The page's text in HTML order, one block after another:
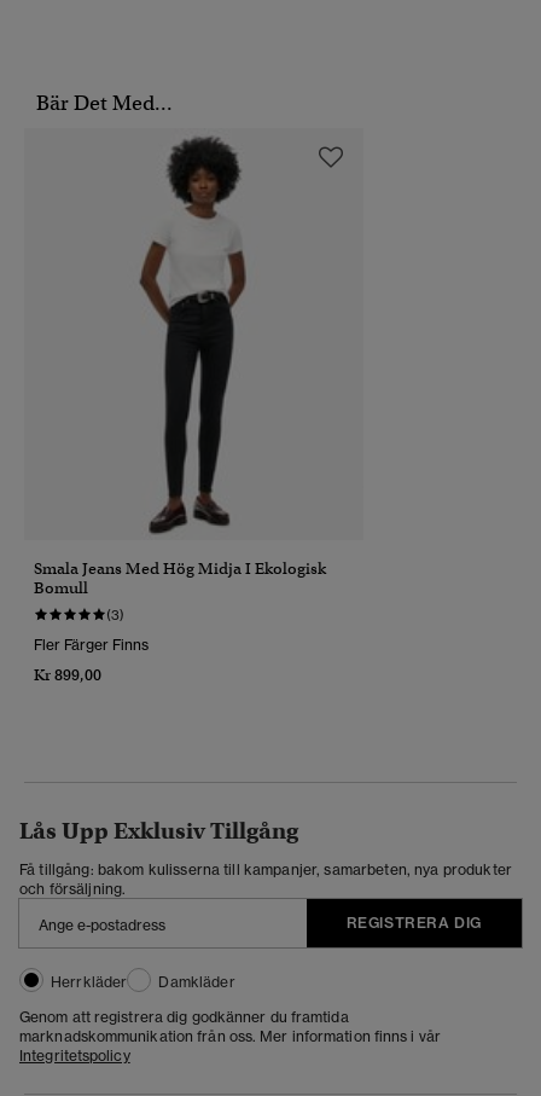
Bär Det Med...
Smala Jeans Med Hög Midja I Ekologisk
Bomull
(3)
Fler Färger Finns
Kr 899,00
Lås Upp Exklusiv Tillgång
Få tillgång: bakom kulisserna till kampanjer, samarbeten, nya produkter
och försäljning.
REGISTRERA DIG
Herrkläder
Damkläder
Genom att registrera dig godkänner du framtida
marknadskommunikation från oss. Mer information finns i vår
Integritetspolicy